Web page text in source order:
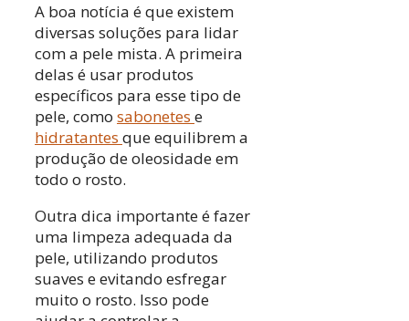
A boa notícia é que existem
diversas soluções para lidar
com a pele mista. A primeira
delas é usar produtos
específicos para esse tipo de
pele, como sabonetes e
hidratantes que equilibrem a
produção de oleosidade em
todo o rosto.
Outra dica importante é fazer
uma limpeza adequada da
pele, utilizando produtos
suaves e evitando esfregar
muito o rosto. Isso pode